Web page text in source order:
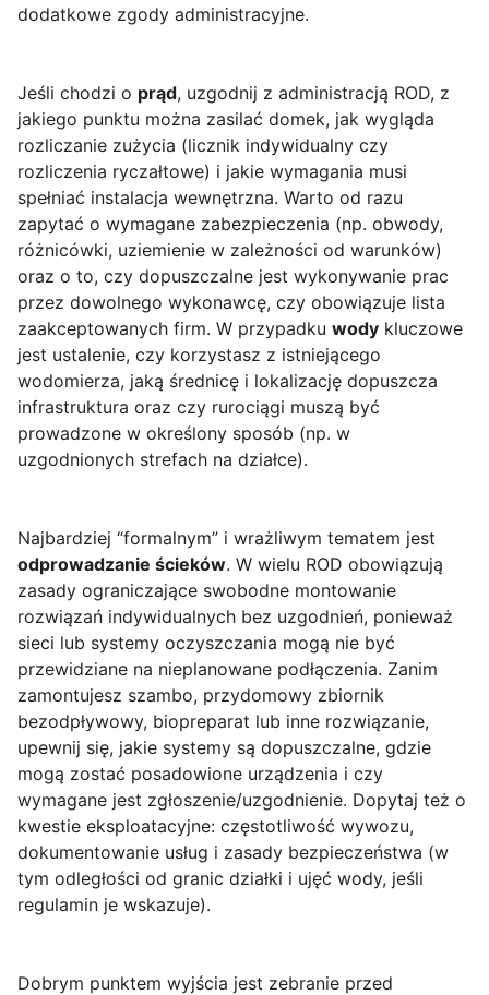
dodatkowe zgody administracyjne.
Jeśli chodzi o prąd, uzgodnij z administracją ROD, z
jakiego punktu można zasilać domek, jak wygląda
rozliczanie zużycia (licznik indywidualny czy
rozliczenia ryczałtowe) i jakie wymagania musi
spełniać instalacja wewnętrzna. Warto od razu
zapytać o wymagane zabezpieczenia (np. obwody,
różnicówki, uziemienie w zależności od warunków)
oraz o to, czy dopuszczalne jest wykonywanie prac
przez dowolnego wykonawcę, czy obowiązuje lista
zaakceptowanych firm. W przypadku wody kluczowe
jest ustalenie, czy korzystasz z istniejącego
wodomierza, jaką średnicę i lokalizację dopuszcza
infrastruktura oraz czy rurociągi muszą być
prowadzone w określony sposób (np. w
uzgodnionych strefach na działce).
Najbardziej “formalnym” i wrażliwym tematem jest
odprowadzanie ścieków. W wielu ROD obowiązują
zasady ograniczające swobodne montowanie
rozwiązań indywidualnych bez uzgodnień, ponieważ
sieci lub systemy oczyszczania mogą nie być
przewidziane na nieplanowane podłączenia. Zanim
zamontujesz szambo, przydomowy zbiornik
bezodpływowy, biopreparat lub inne rozwiązanie,
upewnij się, jakie systemy są dopuszczalne, gdzie
mogą zostać posadowione urządzenia i czy
wymagane jest zgłoszenie/uzgodnienie. Dopytaj też o
kwestie eksploatacyjne: częstotliwość wywozu,
dokumentowanie usług i zasady bezpieczeństwa (w
tym odległości od granic działki i ujęć wody, jeśli
regulamin je wskazuje).
Dobrym punktem wyjścia jest zebranie przed